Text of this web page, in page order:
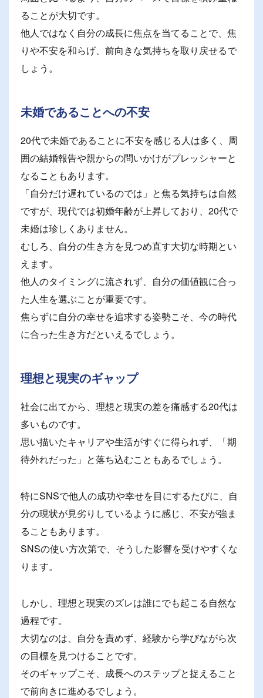
ることが大切です。
他人ではなく自分の成長に焦点を当てることで、焦
りや不安を和らげ、前向きな気持ちを取り戻せるで
しょう。
未婚であることへの不安
20代で未婚であることに不安を感じる人は多く、周
囲の結婚報告や親からの問いかけがプレッシャーと
なることもあります。
「自分だけ遅れているのでは」と焦る気持ちは自然
ですが、現代では初婚年齢が上昇しており、20代で
未婚は珍しくありません。
むしろ、自分の生き方を見つめ直す大切な時期とい
えます。
他人のタイミングに流されず、自分の価値観に合っ
た人生を選ぶことが重要です。
焦らずに自分の幸せを追求する姿勢こそ、今の時代
に合った生き方だといえるでしょう。
理想と現実のギャップ
社会に出てから、理想と現実の差を痛感する20代は
多いものです。
思い描いたキャリアや生活がすぐに得られず、「期
待外れだった」と落ち込むこともあるでしょう。
特にSNSで他人の成功や幸せを目にするたびに、自
分の現状が見劣りしているように感じ、不安が強ま
ることもあります。
SNSの使い方次第で、そうした影響を受けやすくな
ります。
しかし、理想と現実のズレは誰にでも起こる自然な
過程です。
大切なのは、自分を責めず、経験から学びながら次
の目標を見つけることです。
そのギャップこそ、成長へのステップと捉えること
で前向きに進めるでしょう。